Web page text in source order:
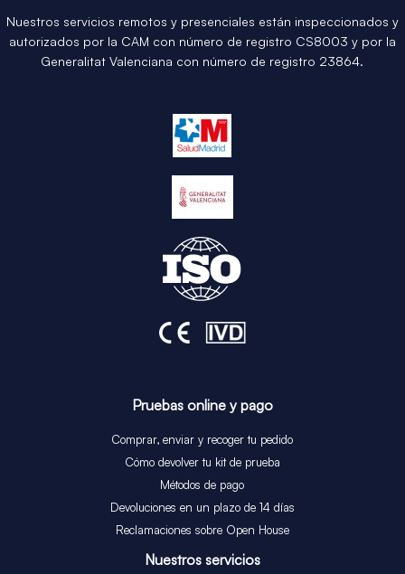
Nuestros servicios remotos y presenciales están inspeccionados y
autorizados por la CAM con número de registro CS8003 y por la
Generalitat Valenciana con número de registro 23864.
Pruebas online y pago
Comprar, enviar y recoger tu pedido
Cómo devolver tu kit de prueba
Métodos de pago
Devoluciones en un plazo de 14 días
Reclamaciones sobre Open House
Nuestros servicios​